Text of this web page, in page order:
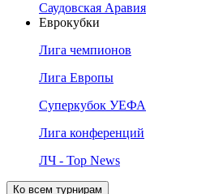
Саудовская Аравия
Еврокубки
Лига чемпионов
Лига Европы
Суперкубок УЕФА
Лига конференций
ЛЧ - Top News
Ко всем турнирам